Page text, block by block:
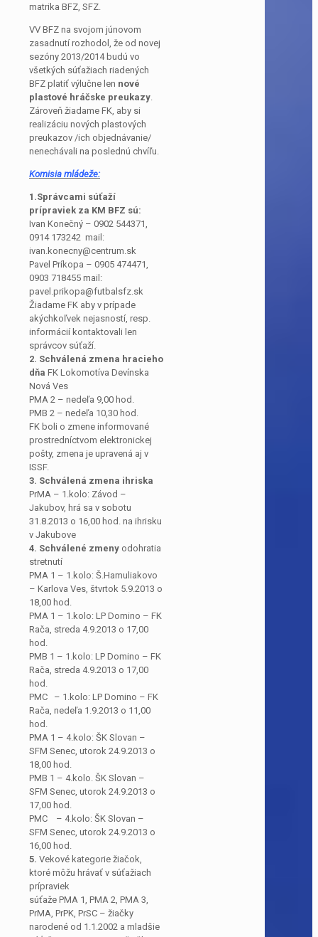
matrika BFZ, SFZ.
VV BFZ na svojom júnovom
zasadnutí rozhodol, že od novej
sezóny 2013/2014 budú vo
všetkých súťažiach riadených
BFZ platiť výlučne len nové
plastové hráčske preukazy.
Zároveň žiadame FK, aby si
realizáciu nových plastových
preukazov /ich objednávanie/
nenechávali na poslednú chvíľu.
Komisia mládeže:
1.Správcami súťaží
prípraviek za KM BFZ sú:
Ivan Konečný – 0902 544371,
0914 173242 mail:
ivan.konecny@centrum.sk
Pavel Príkopa – 0905 474471,
0903 718455 mail:
pavel.prikopa@futbalsfz.sk
Žiadame FK aby v prípade
akýchkoľvek nejasností, resp.
informácií kontaktovali len
správcov súťaží.
2. Schválená zmena hracieho
dňa FK Lokomotíva Devínska
Nová Ves
PMA 2 – nedeľa 9,00 hod.
PMB 2 – nedeľa 10,30 hod.
FK boli o zmene informované
prostredníctvom elektronickej
pošty, zmena je upravená aj v
ISSF.
3. Schválená zmena ihriska
PrMA – 1.kolo: Závod –
Jakubov, hrá sa v sobotu
31.8.2013 o 16,00 hod. na ihrisku
v Jakubove
4. Schválené zmeny odohratia
stretnutí
PMA 1 – 1.kolo: Š.Hamuliakovo
– Karlova Ves, štvrtok 5.9.2013 o
18,00 hod.
PMA 1 – 1.kolo: LP Domino – FK
Rača, streda 4.9.2013 o 17,00
hod.
PMB 1 – 1.kolo: LP Domino – FK
Rača, streda 4.9.2013 o 17,00
hod.
PMC – 1.kolo: LP Domino – FK
Rača, nedeľa 1.9.2013 o 11,00
hod.
PMA 1 – 4.kolo: ŠK Slovan –
SFM Senec, utorok 24.9.2013 o
18,00 hod.
PMB 1 – 4.kolo. ŠK Slovan –
SFM Senec, utorok 24.9.2013 o
17,00 hod.
PMC – 4.kolo: ŠK Slovan –
SFM Senec, utorok 24.9.2013 o
16,00 hod.
5. Vekové kategorie žiačok,
ktoré môžu hrávať v súťažiach
prípraviek
súťaže PMA 1, PMA 2, PMA 3,
PrMA, PrPK, PrSC – žiačky
narodené od 1.1.2002 a mladšie